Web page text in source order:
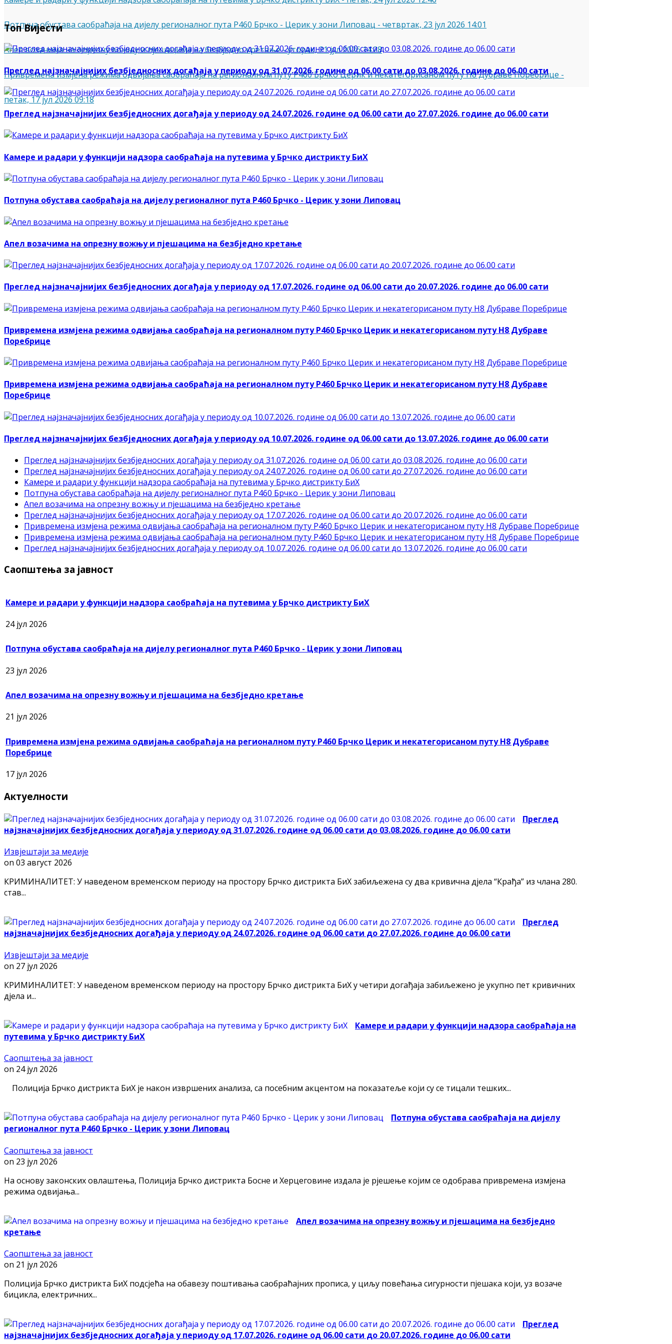
Потпуна обустава саобраћаја на дијелу регионалног пута Р460 Брчко - Церик у зони Липовац - четвртак, 23 јул 2026 14:01
Апел возачима на опрезну вожњу и пјешацима на безбједно кретање-уторак, 21 јул 2026 14:28
Привремена измјена режима одвијања саобраћаја на регионалном путу Р460 Брчко Церик и некатегорисаном путу Н8 Дубраве Поребрице -
петак, 17 јул 2026 09:18
Топ Вијести
Преглед најзначајнијих безбједносних догађаја у периоду од 31.07.2026. године од 06.00 сати до 03.08.2026. године до 06.00 сати
Преглед најзначајнијих безбједносних догађаја у периоду од 24.07.2026. године од 06.00 сати до 27.07.2026. године до 06.00 сати
Камере и радари у функцији надзора саобраћаја на путевима у Брчко дистрикту БиХ
Потпуна обустава саобраћаја на дијелу регионалног пута Р460 Брчко - Церик у зони Липовац
Апел возачима на опрезну вожњу и пјешацима на безбједно кретање
Преглед најзначајнијих безбједносних догађаја у периоду од 17.07.2026. године од 06.00 сати до 20.07.2026. године до 06.00 сати
Привремена измјена режима одвијања саобраћаја на регионалном путу Р460 Брчко Церик и некатегорисаном путу Н8 Дубраве
Поребрице
Привремена измјена режима одвијања саобраћаја на регионалном путу Р460 Брчко Церик и некатегорисаном путу Н8 Дубраве
Поребрице
Преглед најзначајнијих безбједносних догађаја у периоду од 10.07.2026. године од 06.00 сати до 13.07.2026. године до 06.00 сати
Преглед најзначајнијих безбједносних догађаја у периоду од 31.07.2026. године од 06.00 сати до 03.08.2026. године до 06.00 сати
Преглед најзначајнијих безбједносних догађаја у периоду од 24.07.2026. године од 06.00 сати до 27.07.2026. године до 06.00 сати
Камере и радари у функцији надзора саобраћаја на путевима у Брчко дистрикту БиХ
Потпуна обустава саобраћаја на дијелу регионалног пута Р460 Брчко - Церик у зони Липовац
Апел возачима на опрезну вожњу и пјешацима на безбједно кретање
Преглед најзначајнијих безбједносних догађаја у периоду од 17.07.2026. године од 06.00 сати до 20.07.2026. године до 06.00 сати
Привремена измјена режима одвијања саобраћаја на регионалном путу Р460 Брчко Церик и некатегорисаном путу Н8 Дубраве Поребрице
Привремена измјена режима одвијања саобраћаја на регионалном путу Р460 Брчко Церик и некатегорисаном путу Н8 Дубраве Поребрице
Преглед најзначајнијих безбједносних догађаја у периоду од 10.07.2026. године од 06.00 сати до 13.07.2026. године до 06.00 сати
Саопштења за јавност
Камере и радари у функцији надзора саобраћаја на путевима у Брчко дистрикту БиХ
24 јул 2026
Потпуна обустава саобраћаја на дијелу регионалног пута Р460 Брчко - Церик у зони Липовац
23 јул 2026
Апел возачима на опрезну вожњу и пјешацима на безбједно кретање
21 јул 2026
Привремена измјена режима одвијања саобраћаја на регионалном путу Р460 Брчко Церик и некатегорисаном путу Н8 Дубраве
Поребрице
17 јул 2026
Актуелности
Преглед
најзначајнијих безбједносних догађаја у периоду од 31.07.2026. године од 06.00 сати до 03.08.2026. године до 06.00 сати
Извјештаји за медије
on 03 август 2026
КРИМИНАЛИТЕТ: У наведеном временском периоду на простору Брчко дистрикта БиХ забиљежена су два кривична дјела “Крађа” из члана 280.
став...
Преглед
најзначајнијих безбједносних догађаја у периоду од 24.07.2026. године од 06.00 сати до 27.07.2026. године до 06.00 сати
Извјештаји за медије
on 27 јул 2026
КРИМИНАЛИТЕТ: У наведеном временском периоду на простору Брчко дистрикта БиХ у четири догађаја забиљежено је укупно пет кривичних
дјела и...
Камере и радари у функцији надзора саобраћаја на
путевима у Брчко дистрикту БиХ
Саопштења за јавност
on 24 јул 2026
Полиција Брчко дистрикта БиХ је након извршених анализа, са посебним акцентом на показатеље који су се тицали тешких...
Потпуна обустава саобраћаја на дијелу
регионалног пута Р460 Брчко - Церик у зони Липовац
Саопштења за јавност
on 23 јул 2026
На основу законских овлаштења, Полиција Брчко дистрикта Босне и Херцеговине издала је рјешење којим се одобрава привремена измјена
режима одвијања...
Апел возачима на опрезну вожњу и пјешацима на безбједно
кретање
Саопштења за јавност
on 21 јул 2026
Полиција Брчко дистрикта БиХ подсјећа на обавезу поштивања саобраћајних прописа, у циљу повећања сигурности пјешака који, уз возаче
бицикла, електричних...
Преглед
најзначајнијих безбједносних догађаја у периоду од 17.07.2026. године од 06.00 сати до 20.07.2026. године до 06.00 сати